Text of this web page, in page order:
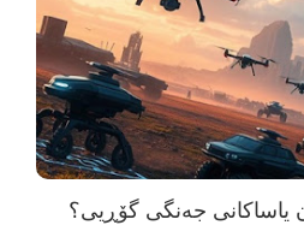
یاساکانی جەنگی گۆڕیی؟